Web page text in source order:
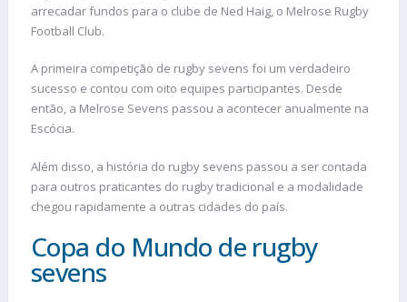
arrecadar fundos para o clube de Ned Haig, o Melrose Rugby
Football Club.
A primeira competição de rugby sevens foi um verdadeiro
sucesso e contou com oito equipes participantes. Desde
então, a Melrose Sevens passou a acontecer anualmente na
Escócia.
Além disso, a história do rugby sevens passou a ser contada
para outros praticantes do rugby tradicional e a modalidade
chegou rapidamente a outras cidades do país.
Copa do Mundo de rugby
sevens